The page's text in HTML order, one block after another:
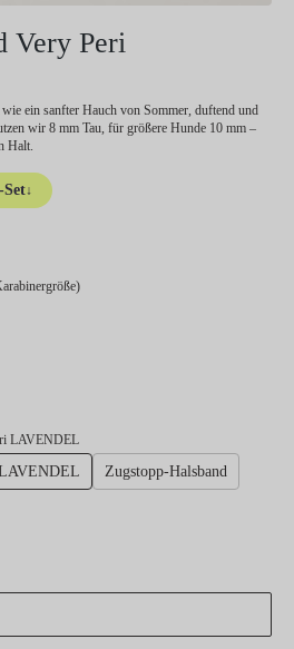
Very Peri
ein sanfter Hauch von Sommer, duftend und
wir 8 mm Tau, für größere Hunde 10 mm –
Halt.
Set↓
auswählen
LAVENDEL
LAVENDEL Zugstopp-Halsband